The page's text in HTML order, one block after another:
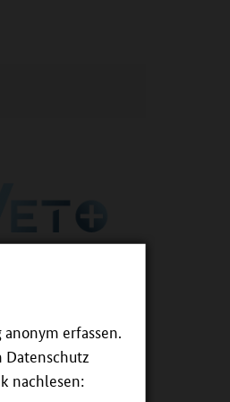
erfassen.
Datenschutz
nachlesen:
Sequenzen zum